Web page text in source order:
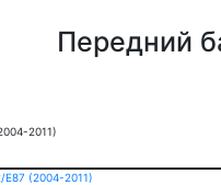
2011)
Передний